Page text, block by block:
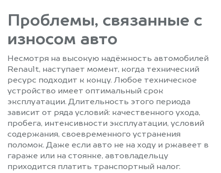
Проблемы, связанные с
износом авто
Несмотря на высокую надёжность автомобилей
Renault, наступает момент, когда технический
ресурс подходит к концу. Любое техническое
устройство имеет оптимальный срок
эксплуатации. Длительность этого периода
зависит от ряда условий: качественного ухода,
пробега, интенсивности эксплуатации, условий
содержания, своевременного устранения
поломок. Даже если авто не на ходу и ржавеет в
гараже или на стоянке, автовладельцу
приходится платить транспортный налог.